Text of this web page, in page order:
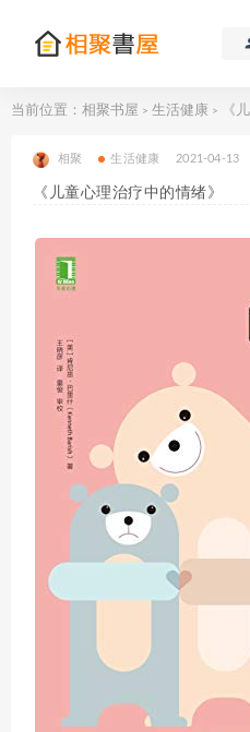
当前位置： 相聚书屋 > 生活健康 > 《
相聚 生活健康 2021-04-13
《儿童心理治疗中的情绪》